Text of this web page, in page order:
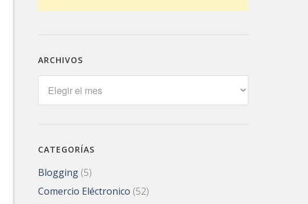
ARCHIVOS
CATEGORÍAS
Blogging (5)
Comercio Eléctronico (52)